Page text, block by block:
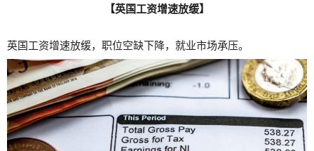
【英国工资增速放缓】
英国工资增速放缓，职位空缺下降，就业市场承压。